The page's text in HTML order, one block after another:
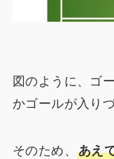
図のように、ゴ
かゴールが入り
そのため、 あえ